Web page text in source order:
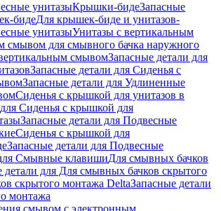
унитазыКрышки-бидеЗапасные
бидеДля крышек-биде и унитазов-
унитазыУнитазы с вертикальным
смывом для смывного бачка наружного
смывомЗапасные детали для
Запасные детали для Сиденья с
Запасные детали для Удлиненные
Сиденья с крышкой для унитазов в
Сиденья с крышкой для
Запасные детали для Подвесные
Сиденья с крышкой для
Запасные детали для Подвесные
Смывные клавишиДля смывных бачков
детали для Для смывных бачков скрытого
скрытого монтажа DeltaЗапасные детали
монтажа
смывом с электронным